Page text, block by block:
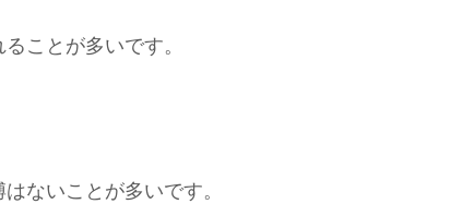
ことが多いです。
ないことが多いです。